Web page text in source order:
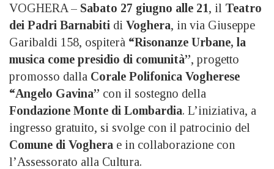
VOGHERA – Sabato 27 giugno alle 21, il Teatro
dei Padri Barnabiti di Voghera, in via Giuseppe
Garibaldi 158, ospiterà “Risonanze Urbane, la
musica come presidio di comunità”, progetto
promosso dalla Corale Polifonica Vogherese
“Angelo Gavina” con il sostegno della
Fondazione Monte di Lombardia. L’iniziativa, a
ingresso gratuito, si svolge con il patrocinio del
Comune di Voghera e in collaborazione con
l’Assessorato alla Cultura.